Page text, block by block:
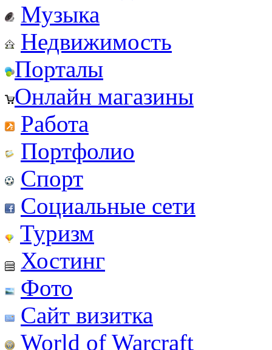
Музыка
Недвижимость
Порталы
Онлайн магазины
Работа
Портфолио
Спорт
Социальные сети
Туризм
Хостинг
Фото
Сайт визитка
World of Warcraft